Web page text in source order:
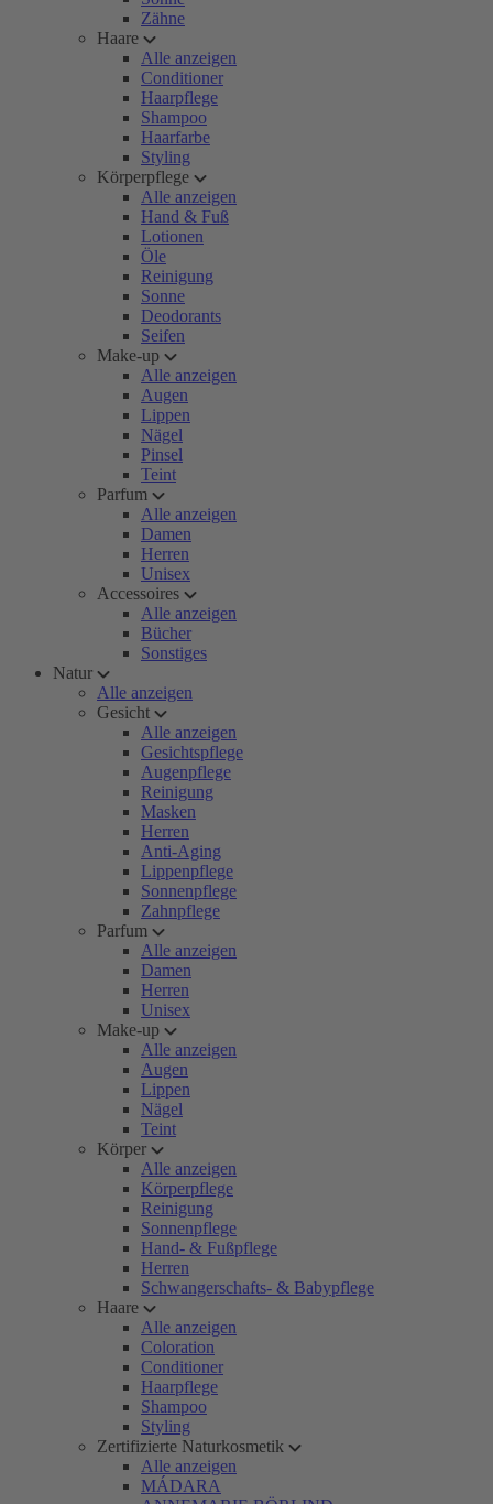
Zähne
Haare
Alle anzeigen
Conditioner
Haarpflege
Shampoo
Haarfarbe
Styling
Körperpflege
Alle anzeigen
Hand & Fuß
Lotionen
Öle
Reinigung
Sonne
Deodorants
Seifen
Make-up
Alle anzeigen
Augen
Lippen
Nägel
Pinsel
Teint
Parfum
Alle anzeigen
Damen
Herren
Unisex
Accessoires
Alle anzeigen
Bücher
Sonstiges
Natur
Alle anzeigen
Gesicht
Alle anzeigen
Gesichtspflege
Augenpflege
Reinigung
Masken
Herren
Anti-Aging
Lippenpflege
Sonnenpflege
Zahnpflege
Parfum
Alle anzeigen
Damen
Herren
Unisex
Make-up
Alle anzeigen
Augen
Lippen
Nägel
Teint
Körper
Alle anzeigen
Körperpflege
Reinigung
Sonnenpflege
Hand- & Fußpflege
Herren
Schwangerschafts- & Babypflege
Haare
Alle anzeigen
Coloration
Conditioner
Haarpflege
Shampoo
Styling
Zertifizierte Naturkosmetik
Alle anzeigen
MÁDARA